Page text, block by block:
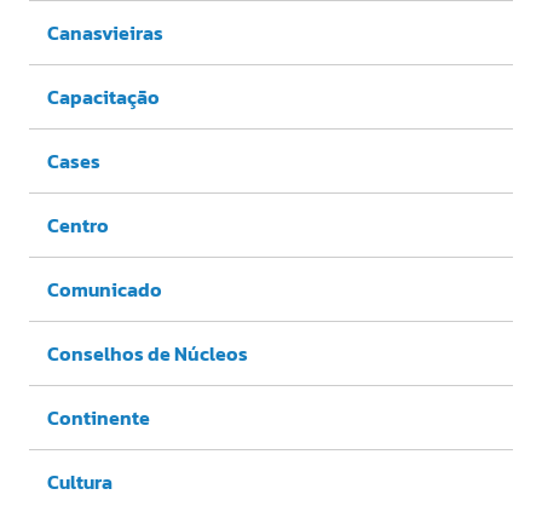
Canasvieiras
Capacitação
Cases
Centro
Comunicado
Conselhos de Núcleos
Continente
Cultura